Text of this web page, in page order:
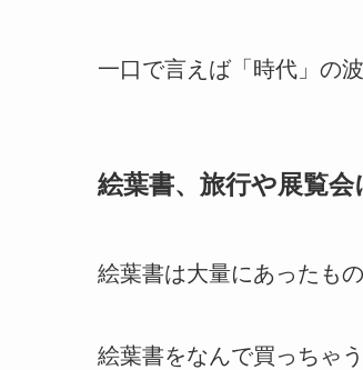
一口で言えば「時代」の
絵葉書、旅行や展覧
絵葉書は大量にあったも
絵葉書をなんで買っちゃ